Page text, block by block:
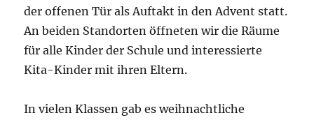
der offenen Tür als Auftakt in den Advent statt.
An beiden Standorten öffneten wir die Räume
für alle Kinder der Schule und interessierte
Kita-Kinder mit ihren Eltern.
In vielen Klassen gab es weihnachtliche